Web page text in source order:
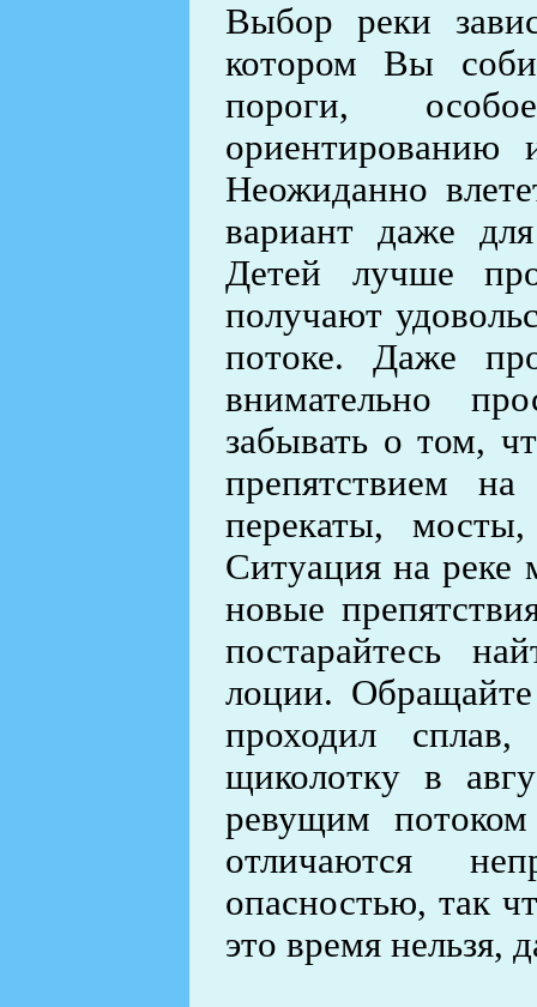
Выбор реки
котором Вы
пороги,
ориентированию
Неожиданно
вариант даже
Детей лучше
получают
потоке. Даже
внимательно
забывать о том,
препятствием
перекаты,
Ситуация на реке
новые
постарайтесь
лоции.
проходил
щиколотку в
ревущим
отличаются
опасностью, так
это время нельзя,